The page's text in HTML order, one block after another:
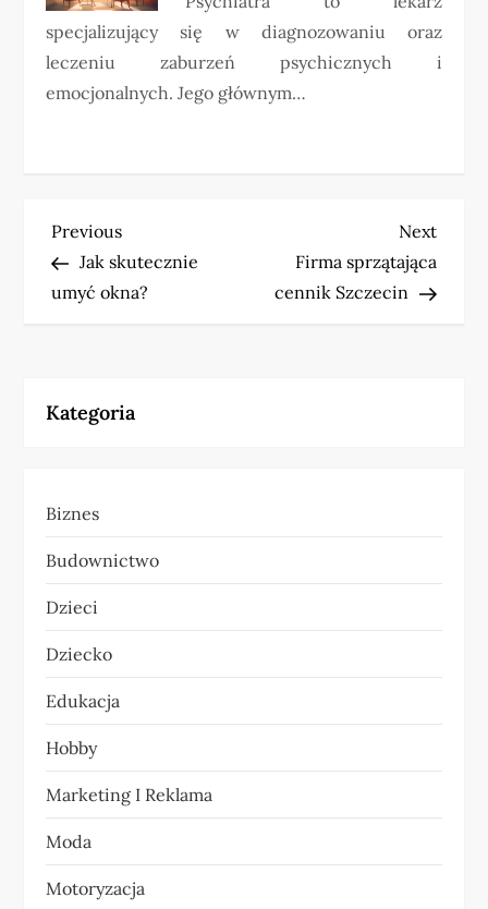
specjalizujący się w diagnozowaniu oraz
leczeniu zaburzeń psychicznych i
emocjonalnych. Jego głównym…
N
a
g
c
j
a
w
p
i
s
u
Previous
Post
Previous
Jak skutecznie
umyć okna?
Next
Post
Next
Firma sprzątająca
cennik Szczecin
Kategoria
Biznes
Budownictwo
Dzieci
Dziecko
Edukacja
Hobby
Marketing I Reklama
Moda
Motoryzacja